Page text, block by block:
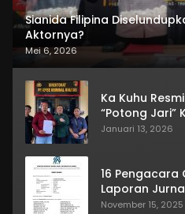
Sianida Filipina
Aktornya?
Mei 6, 2026
Ka Kuhu
“Potong Jari”
Januari 13, 2026
16
Laporan
November 15, 2025